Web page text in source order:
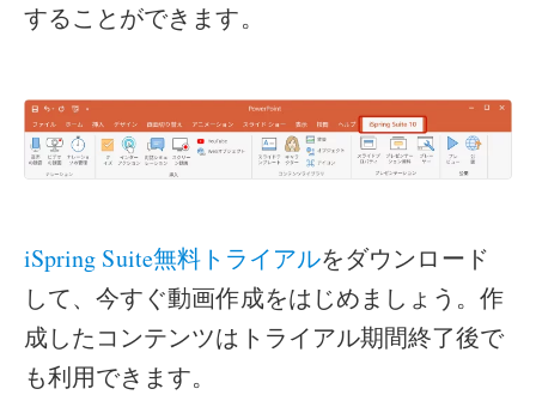
することができます。
iSpring Suite無料トライアルをダウンロード
して、今すぐ動画作成をはじめましょう。作
成したコンテンツはトライアル期間終了後で
も利用できます。